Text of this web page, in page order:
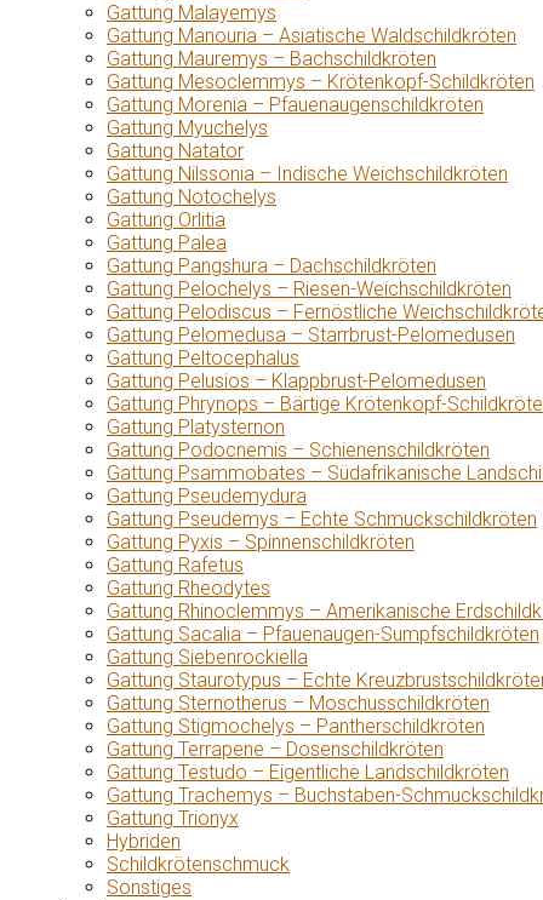
Gattung Malayemys
Gattung Manouria – Asiatische Waldschildkröten
Gattung Mauremys – Bachschildkröten
Gattung Mesoclemmys – Krötenkopf-Schildkröten
Gattung Morenia – Pfauenaugenschildkröten
Gattung Myuchelys
Gattung Natator
Gattung Nilssonia – Indische Weichschildkröten
Gattung Notochelys
Gattung Orlitia
Gattung Palea
Gattung Pangshura – Dachschildkröten
Gattung Pelochelys – Riesen-Weichschildkröten
Gattung Pelodiscus – Fernöstliche
Gattung Pelomedusa – Starrbrust-Pelomedusen
Gattung Peltocephalus
Gattung Pelusios – Klappbrust-Pelomedusen
Gattung Phrynops – Bärtige Krötenkopf-
Gattung Platysternon
Gattung Podocnemis – Schienenschildkröten
Gattung Psammobates – Südafrikanische
Gattung Pseudemydura
Gattung Pseudemys – Echte Schmuckschildkröten
Gattung Pyxis – Spinnenschildkröten
Gattung Rafetus
Gattung Rheodytes
Gattung Rhinoclemmys – Amerikanische
Gattung Sacalia – Pfauenaugen-Sumpfschildkröten
Gattung Siebenrockiella
Gattung Staurotypus – Echte
Gattung Sternotherus – Moschusschildkröten
Gattung Stigmochelys – Pantherschildkröten
Gattung Terrapene – Dosenschildkröten
Gattung Testudo – Eigentliche Landschildkröten
Gattung Trachemys – Buchstaben-
Gattung Trionyx
Hybriden
Schildkrötenschmuck
Sonstiges